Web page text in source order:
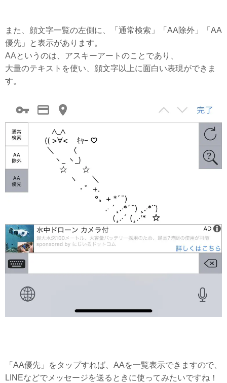
また、顔文字一覧の左側に、「通常検索」「AA除外」「AA
優先」と表示があります。
AAというのは、アスキーアートのことであり、
大量のテキストを使い、顔文字以上に面白い表現ができま
す。
「AA優先」をタップすれば、AAを一覧表示できますので、
LINEなどでメッセージを送るときに使ってみたいですね！